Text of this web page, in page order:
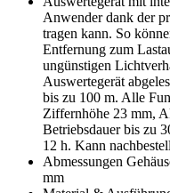
Anwender dank der
tragen kann. So
Entfernung zum
ungünstigen
Auswertegerät
bis zu 100 m. Alle
Ziffernhöhe 23 mm,
Betriebsdauer bis zu
12 h. Kann
Abmessungen
mm